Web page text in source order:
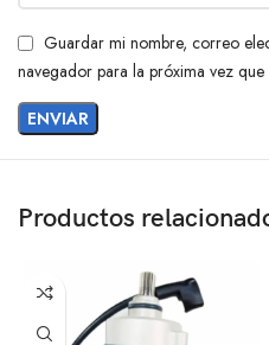
Guardar mi nombre, correo
navegador para la próxima vez
Productos